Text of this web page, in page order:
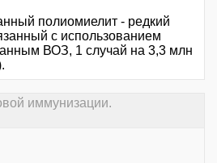
полиомиелит - редкий
с использованием
ВОЗ, 1 случай на 3,3 млн
иммунизации.